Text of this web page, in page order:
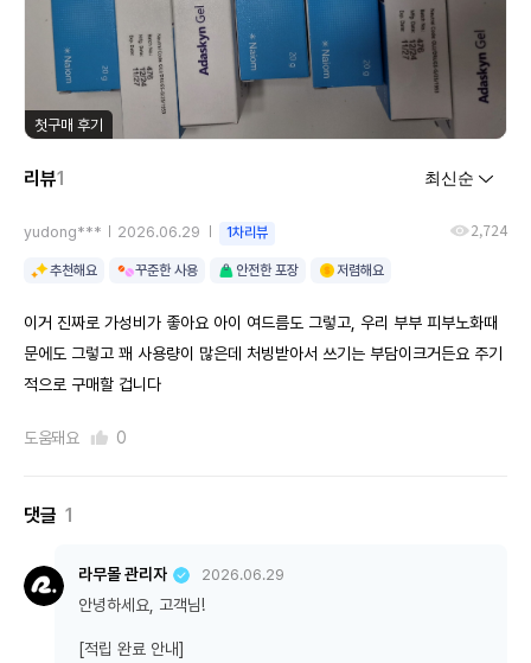
첫구매 후기
리뷰1
yudong*** 2026.06.29 1차리뷰 2,724
추천해요 꾸준한 사용 안전한 포장 저렴해요
이거 진짜로 가성비가 좋아요 아이 여드름도 그렇고, 우리 부부 피부노화때
문에도 그렇고 꽤 사용량이 많은데 처빙받아서 쓰기는 부담이크거든요 주기
적으로 구매할 겁니다
도움돼요 0
댓글 1
라무몰 관리자 2026.06.29
안녕하세요, 고객님!
[적립 완료 안내]